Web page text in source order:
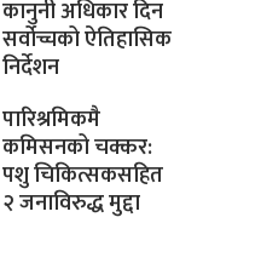
कानुनी अधिकार दिन
सर्वोच्चको ऐतिहासिक
निर्देशन
पारिश्रमिकमै
कमिसनको चक्कर:
पशु चिकित्सकसहित
२ जनाविरुद्ध मुद्दा